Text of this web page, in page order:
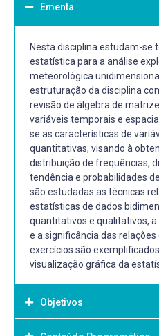
Ementa
Nesta disciplina estudam-se
estatística para a análise
meteorológica
estruturação da disciplina
revisão de álgebra de
variáveis temporais e
se as características de
quantitativas, visando à
distribuição de frequências,
tendência e probabilidades
são estudadas as técnicas
estatísticas de dados
quantitativos e qualitativos,
e a significância das
exercícios são
visualização gráfica da
Objetivos